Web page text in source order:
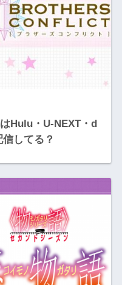
Hulu・U-NEXT・d
してる？